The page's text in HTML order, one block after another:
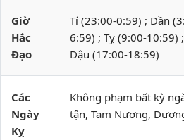
Giờ
Hắc
Đạo
Tí (23:00-0:59) ; Dần
6:59) ; Tỵ (9:00-10:59)
Dậu (17:00-18:59)
Các
Ngày
Kỵ
Không phạm bất kỳ
tận, Tam Nương,